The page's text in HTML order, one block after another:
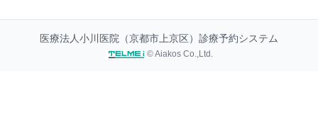
医療法人小川医院（京都市上京区）診療予約システム
© Aiakos Co.,Ltd.